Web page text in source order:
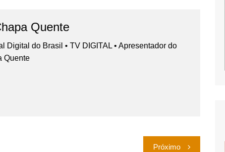
Quente
Digital do Brasil • TV DIGITAL • Apresentador do
Quente
Próximo